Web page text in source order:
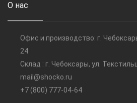
О нас
Офис и производство: г.
24
Склад : г. Чебоксары, ул.
mail@shocko.ru
+7 (800) 777-04-64